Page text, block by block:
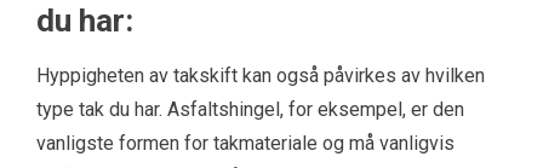
du har:
Hyppigheten av takskift kan også påvirkes av hvilken
type tak du har. Asfaltshingel, for eksempel, er den
vanligste formen for takmateriale og må vanligvis